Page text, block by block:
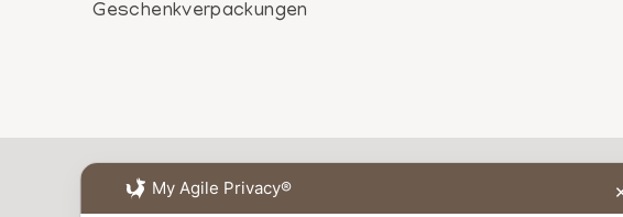
Geschenkverpackungen
FÜR INFORMATIONEN UND KOSTENVORANSCHLÄGE
My Agile Privacy®